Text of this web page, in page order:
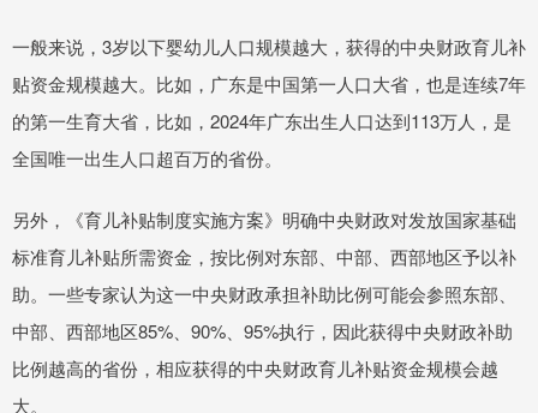
一般来说，3岁以下婴幼儿人口规模越大，获得的中央财政育儿补
贴资金规模越大。比如，广东是中国第一人口大省，也是连续7年
的第一生育大省，比如，2024年广东出生人口达到113万人，是
全国唯一出生人口超百万的省份。
另外，《育儿补贴制度实施方案》明确中央财政对发放国家基础
标准育儿补贴所需资金，按比例对东部、中部、西部地区予以补
助。一些专家认为这一中央财政承担补助比例可能会参照东部、
中部、西部地区85%、90%、95%执行，因此获得中央财政补助
比例越高的省份，相应获得的中央财政育儿补贴资金规模会越
大。